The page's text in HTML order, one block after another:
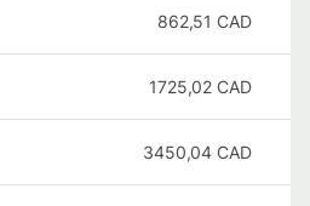
862,51 CAD
1725,02 CAD
3450,04 CAD